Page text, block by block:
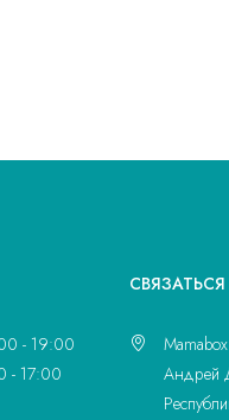
- 19:00
- 17:00
Андрей